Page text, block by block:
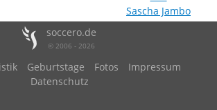
Sascha Jambo
soccero.de
© 2006 - 2026
Geburtstage Fotos
Impressum
Datenschutz